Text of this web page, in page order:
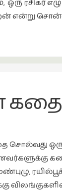
ஒரு ரசிகர்
என்று
சொல்வது